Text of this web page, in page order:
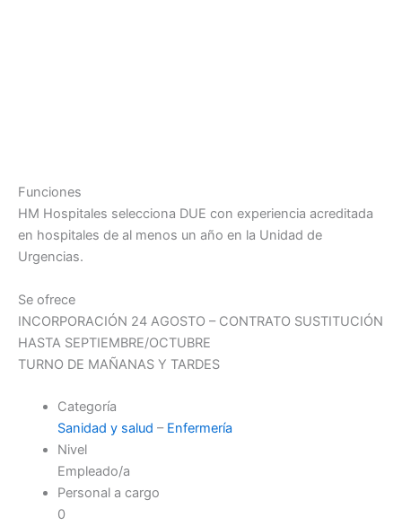
Funciones
HM Hospitales selecciona DUE con experiencia acreditada
en hospitales de al menos un año en la Unidad de
Urgencias.
Se ofrece
INCORPORACIÓN 24 AGOSTO – CONTRATO SUSTITUCIÓN
HASTA SEPTIEMBRE/OCTUBRE
TURNO DE MAÑANAS Y TARDES
Categoría
Sanidad y salud – Enfermería
Nivel
Empleado/a
Personal a cargo
0